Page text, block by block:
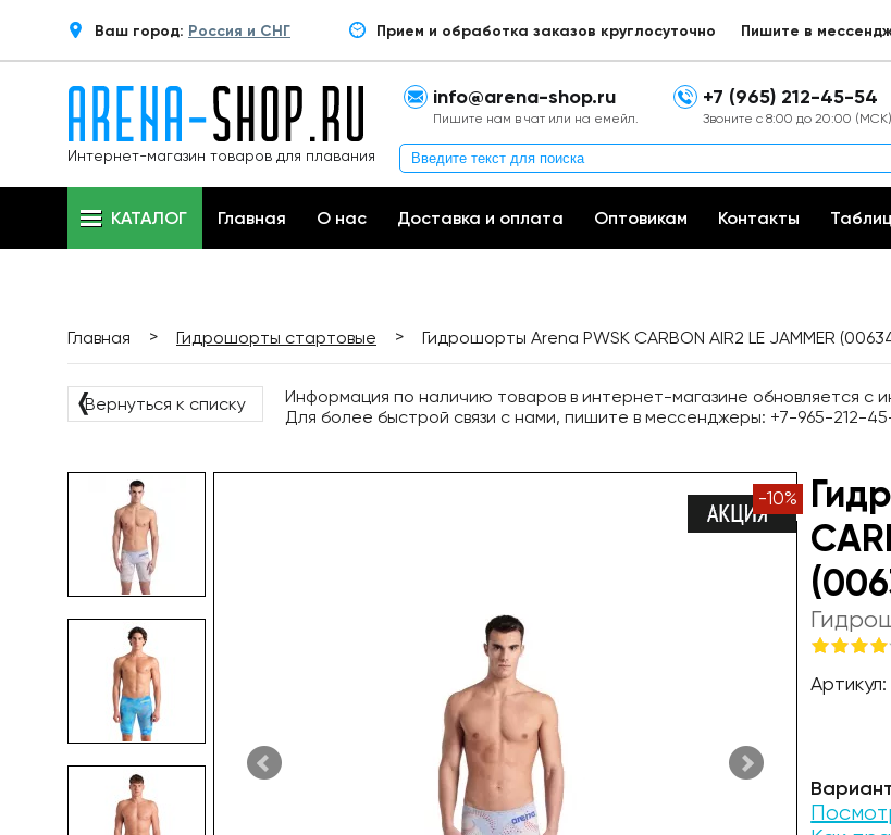
Ваш город: Россия и СНГ Прием и обработка заказов круглосуточно Пишите в
Интернет-магазин товаров для плавания
info@arena-shop.ru
Пишите нам в чат или на емейл.
+7 (965) 212-45-54
Звоните с 8:00 до 20:00
КАТАЛОГ Главная О нас Доставка и оплата Оптовикам Контакты
Главная > Гидрошорты стартовые > Гидрошорты Arena PWSK CARBON AIR2 LE JAMMER
❬Вернуться к списку
Информация по наличию товаров в интернет-магазине обновляется с
Для более быстрой связи с нами, пишите в мессенджеры: +7-965-212-
-10%
Артикул: